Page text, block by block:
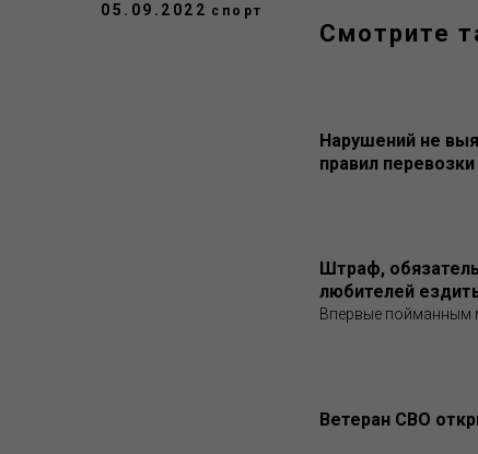
05.09.2022 спорт
Смотрите
Нарушений не
правил
Штраф,
любителей
Впервые пойманным
Ветеран СВО